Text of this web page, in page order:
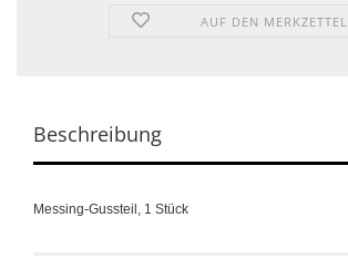
AUF DEN MERKZETTEL
Beschreibung
Messing-Gussteil, 1 Stück